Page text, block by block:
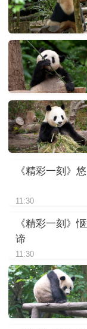
《精彩一刻》
11:30
《精彩一刻》
谛
11:30